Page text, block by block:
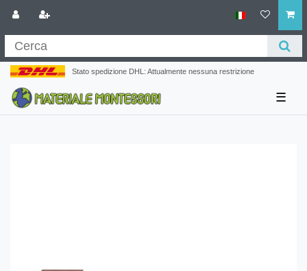
Stato spedizione DHL: Attualmente nessuna restrizione
☰